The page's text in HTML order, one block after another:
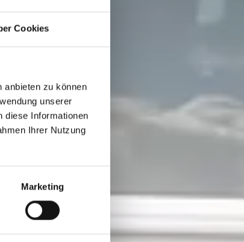
Cookies
anbieten zu können
unserer
diese Informationen
Ihrer Nutzung
Marketing